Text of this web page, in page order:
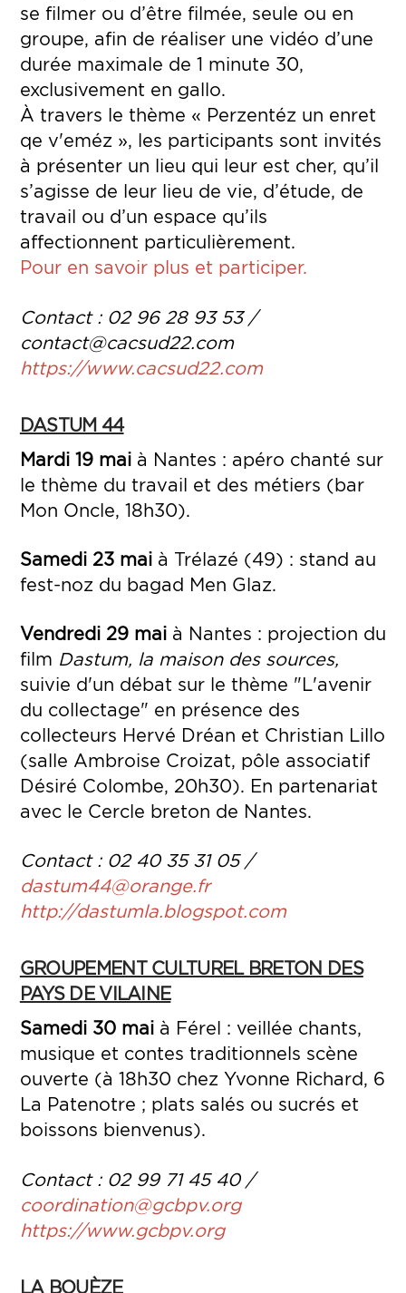
se filmer ou d’être filmée, seule ou en
groupe, afin de réaliser une vidéo d’une
durée maximale de 1 minute 30,
exclusivement en gallo.
À travers l e thème « Perzentéz un enret
qe v'eméz »,
les participants sont invités
à présenter un lieu qui leurest cher, qu’il
s’agisse de leur lieu de vie, d’étude, de
travail ou d’un espace qu’ils
affectionnent particulièrement.
Pour en savoir plus et participer.
Contact : 02 96 28 93 53 /
contact@cacsud22.com
https://www.cacsud22.com
DASTUM 44
Mardi 19 maià Nantes : apéro chanté sur
le thème du travail et des métiers (bar
Mon Oncle, 18h30).
Samedi 23 maià Trélazé (49) : stand au
fest-noz du bagad Men Glaz.
Vendredi 29 maià Nantes : projection du
film Dastum, la maison des sources,
suivie d'un débat sur le thème "L'avenir
du collectage" en présence des
collecteurs Hervé Dréan et Christian Lillo
(salle Ambroise Croizat, pôle associatif
Désiré Colombe, 20h30). En partenariat
avec le Cercle breton de Nantes.
Contact : 02 40 35 31 05 /
dastum44@orange.fr
http://dastumla.blogspot.com
GROUPEMENT CULTUREL BRETON DES
PAYS DE VILAINE
Samedi 30 maià Férel : veillée chants,
musique et contes traditionnels scène
ouverte (à 18h30 chez Yvonne Richard, 6
La Patenotre ; plats salés ou sucrés et
boissons bienvenus).
Contact : 02 99 71 45 40 /
coordination@gcbpv.org
https://www.gcbpv.org
LA BOUÈZE